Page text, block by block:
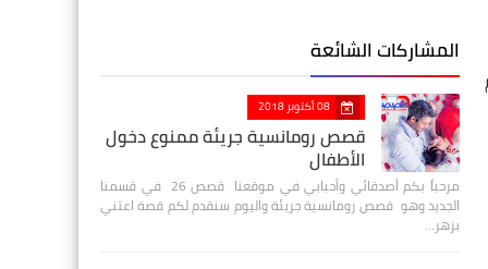
المشاركات الشائعة
08 أكتوبر 2018
قصص رومانسية جريئة ممنوع دخول
الأطفال
مرحباً بكم أصدقائي وأحبابي في موقعنا قصص 26 في قسمنا
الجديد وهو قصص رومانسية جريئة واليوم سنقدم لكم قصة اعتني
بزهر…